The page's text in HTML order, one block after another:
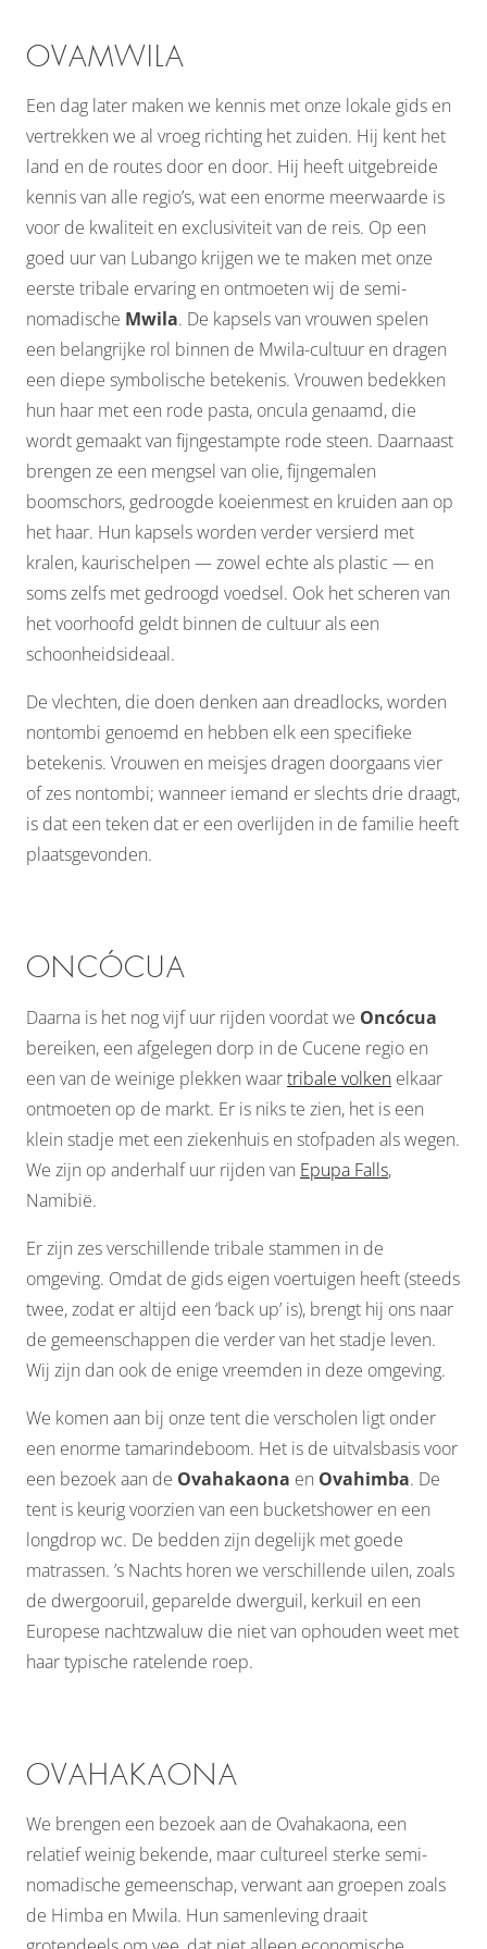
OVAMWILA
Een dag later maken we kennis met onze lokale gids en
vertrekken we al vroeg richting het zuiden. Hij kent het
land en de routes door en door. Hij heeft uitgebreide
kennis van alle regio’s, wat een enorme meerwaarde is
voor de kwaliteit en exclusiviteit van de reis. Op een
goed uur van Lubango krijgen we te maken met onze
eerste tribale ervaring en ontmoeten wij de semi-
nomadische Mwila. De kapsels van vrouwen spelen
een belangrijke rol binnen de Mwila-cultuur en dragen
een diepe symbolische betekenis. Vrouwen bedekken
hun haar met een rode pasta, oncula genaamd, die
wordt gemaakt van fijngestampte rode steen. Daarnaast
brengen ze een mengsel van olie, fijngemalen
boomschors, gedroogde koeienmest en kruiden aan op
het haar. Hun kapsels worden verder versierd met
kralen, kaurischelpen — zowel echte als plastic — en
soms zelfs met gedroogd voedsel. Ook het scheren van
het voorhoofd geldt binnen de cultuur als een
schoonheidsideaal.
De vlechten, die doen denken aan dreadlocks, worden
nontombi genoemd en hebben elk een specifieke
betekenis. Vrouwen en meisjes dragen doorgaans vier
of zes nontombi; wanneer iemand er slechts drie draagt,
is dat een teken dat er een overlijden in de familie heeft
plaatsgevonden.
ONCÓCUA
Daarna is het nog vijf uur rijden voordat we Oncócua
bereiken, een afgelegen dorp in de Cucene regio en
een van de weinige plekken waartribale volken elkaar
ontmoeten op de markt. Er is niks te zien, het is een
klein stadje met een ziekenhuis en stofpaden als wegen.
We zijn op anderhalf uur rijden van Epupa Falls,
Namibië.
Er zijn zes verschillende tribale stammen in de
omgeving. Omdat de gids eigen voertuigen heeft (steeds
twee, zodat er altijd een ‘back up’ is), brengt hij ons naar
de gemeenschappen die verder van het stadje leven.
Wij zijn dan ook de enige vreemden in deze omgeving.
We komen aan bij onze tent die verscholen ligt onder
een enorme tamarindeboom. Het is de uitvalsbasis voor
een bezoek aan de Ovahakaona en Ovahimba. De
tent is keurig voorzien van een bucketshower en een
longdrop wc. De bedden zijn degelijk met goede
matrassen. ’s Nachts horen we verschillende uilen, zoals
de dwergooruil, geparelde dwerguil, kerkuil en een
Europese nachtzwaluw die niet van ophouden weet met
haar typische ratelende roep.
OVAHAKAONA
We brengen een bezoek aan de Ovahakaona, een
relatief weinig bekende, maar cultureel sterke semi-
nomadische gemeenschap, verwant aan groepen zoals
de Himba en Mwila. Hun samenleving draait